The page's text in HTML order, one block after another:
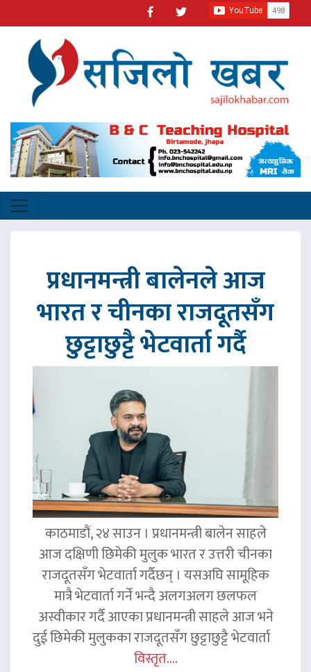
प्रधानमन्त्री बालेनले आज
भारत र चीनका राजदूतसँग
छुट्टाछुट्टै भेटवार्ता गर्दै
काठमाडौं, २४ साउन । प्रधानमन्त्री बालेन साहले
आज दक्षिणी छिमेकी मुलुक भारत र उत्तरी चीनका
राजदूतसँग भेटवार्ता गर्दैछन् । यसअघि सामूहिक
मात्रै भेटवार्ता गर्ने भन्दै अलगअलग छलफल
अस्वीकार गर्दै आएका प्रधानमन्त्री साहले आज भने
दुई छिमेकी मुलुकका राजदूतसँग छुट्टाछुट्टै भेटवार्ता
विस्तृत....